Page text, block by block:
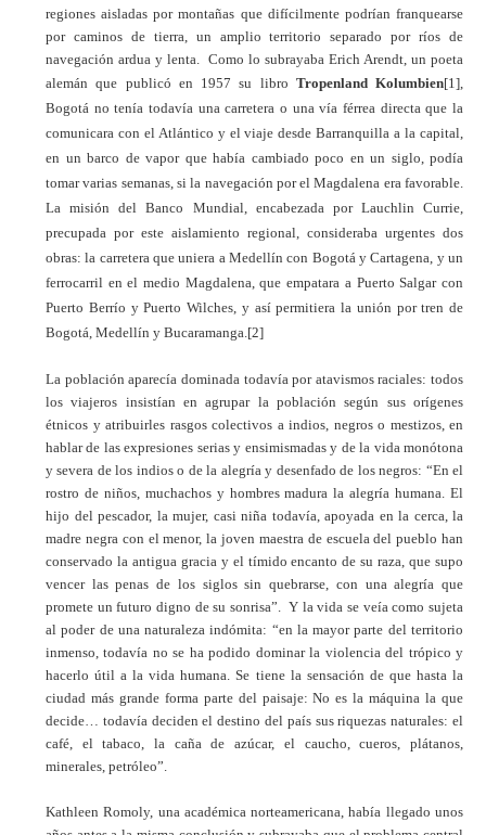
regiones aisladas por montañas que difícilmente podrían franquearse
por caminos de tierra, un amplio territorio separado por ríos de
navegación ardua y lenta. Como lo subrayaba Erich Arendt, un poeta
alemán que publicó en 1957 su libro Tropenland Kolumbien[1]
Bogotá no tenía todavía una carretera o una vía férrea directa que la
comunicara con el Atlántico y el viaje desde Barranquilla a la capital,
en un barco de vapor que había cambiado poco en un siglo, podía
tomar varias semanas, si la navegación por el Magdalena era favorable.
La misión del Banco Mundial, encabezada por Lauchlin Currie,
precupada por este aislamiento regional, consideraba urgentes dos
obras: la carretera que uniera a Medellín con Bogotá y Cartagena, y un
ferrocarril en el medio Magdalena, que empatara a Puerto Salgar con
Puerto Berrío y Puerto Wilches, y así permitiera la unión por tren de
Bogotá, Medellín y Bucaramanga. [2]
La población aparecía dominada todavía por atavismos raciales: todos
los viajeros insistían en agrupar la población según sus orígenes
étnicos y atribuirles rasgos colectivos a indios, negros o mestizos, en
hablar de las expresiones serias y ensimismadas y de la vida monótona
y severa de los indios o de la alegría y desenfado de los negros: “En el
rostro de niños, muchachos y hombres madura la alegría humana. El
hijo del pescador, la mujer, casi niña todavía, apoyada en la cerca, la
madre negra con el menor, la joven maestra de escuela del pueblo han
conservado la antigua gracia y el tímido encanto de su raza, que supo
vencer las penas de los siglos sin quebrarse, con una alegría que
promete un futuro digno de su sonrisa”. Y la vida se veía como sujeta
al poder de una naturaleza indómita: “en la mayor parte del territorio
inmenso, todavía no se ha podido dominar la violencia del trópico y
hacerlo útil a la vida humana. Se tiene la sensación de que hasta la
ciudad más grande forma parte del paisaje: No es la máquina la que
decide… todavía deciden el destino del país sus riquezas naturales: el
café, el tabaco, la caña de azúcar, el caucho, cueros, plátanos,
minerales, petróleo”.
Kathleen Romoly, una académica norteamericana, había llegado unos